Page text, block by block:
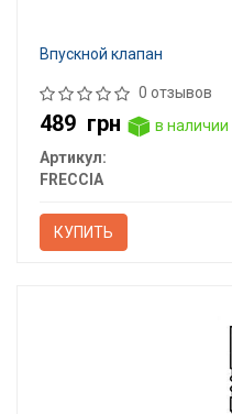
Впускной клапан
0 отзывов
489 грн
в наличии
Артикул:
FRECCIA
КУПИТЬ